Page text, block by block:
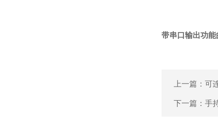
带串口输出功
上一篇： 可
下一篇： 手